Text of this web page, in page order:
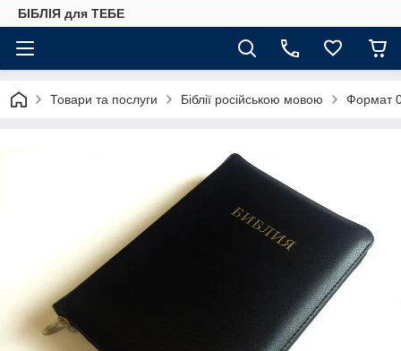
БІБЛІЯ для ТЕБЕ
Товари та послуги Біблії російською мовою Формат